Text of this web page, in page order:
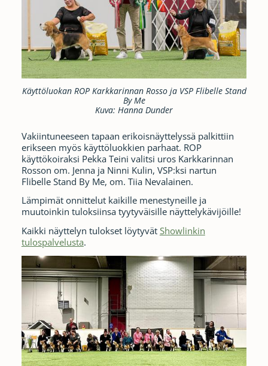
Käyttöluokan ROP Karkkarinnan Rosso ja VSP Flibelle Stand
By Me
Kuva: Hanna Dunder
Vakiintuneeseen tapaan erikoisnäyttelyssä palkittiin
erikseen myös käyttöluokkien parhaat. ROP
käyttökoiraksi Pekka Teini valitsi uros Karkkarinnan
Rosson om. Jenna ja Ninni Kulin, VSP:ksi nartun
Flibelle Stand By Me, om. Tiia Nevalainen.
Lämpimät onnittelut kaikille menestyneille ja
muutoinkin tuloksiinsa tyytyväisille näyttelykävijöille!
Kaikki näyttelyn tulokset löytyvät Showlinkin
tulospalvelusta.